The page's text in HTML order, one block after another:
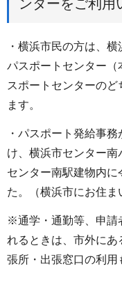
ンターをご利用
・横浜市民の方は、
パスポートセンター
スポートセンターの
ます。
・パスポート発給事
け、横浜市センター
センター南駅建物内
た。（横浜市にお住ま
※通学・通勤等、申請
れるときは、市外に
張所・出張窓口の利用